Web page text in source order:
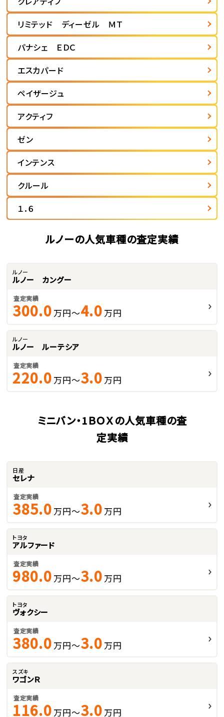
リミテッド ディーゼル ＭＴ
パナシェ ＥＤＣ
エスカパード
ペイザージュ
アクティフ
ゼン
インテンス
クルール
１．６
ルノーの人気車種の査定実績
ルノー
ルノー カングー
査定実績
300.0 万円～4.0 万円
ルノー
ルノー ルーテシア
査定実績
220.0 万円～3.0 万円
ミニバン・1ＢＯＸの人気車種の査
定実績
日産
セレナ
査定実績
385.0 万円～3.0 万円
トヨタ
アルファード
査定実績
980.0 万円～3.0 万円
トヨタ
ヴォクシー
査定実績
380.0 万円～3.0 万円
スズキ
ワゴンＲ
査定実績
116.0 万円～3.0 万円